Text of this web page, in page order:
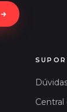
Central